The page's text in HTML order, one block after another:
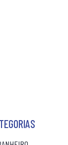
de desconto)